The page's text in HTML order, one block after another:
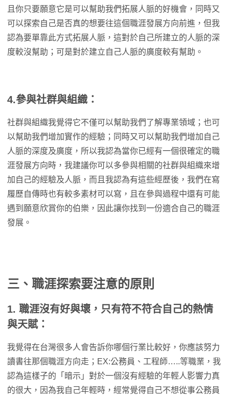
且你只要願意它是可以幫助我們拓展人脈的好機會，同時又
可以探索自己是否真的想要往這個職涯發展方向前進，但我
認為要單靠此方式拓展人脈，這對於自己所建立的人脈的深
度較沒幫助；可是對於建立自己人脈的廣度較有幫助。
4.參與社群與組織：
社群與組織我覺得它不僅可以幫助我們了解專業領域；也可
以幫助我們增加實作的經驗；同時又可以幫助我們增加自己
人脈的深度及廣度，所以我認為當你已經有一個很確定的職
涯發展方向時，我建議你可以多參與相關的社群與組織來增
加自己的經驗及人脈，而且我認為有這些經歷後，我們在寫
履歷自傳時也有較多素材可以寫，且在參與過程中還有可能
遇到願意欣賞你的伯樂，因此讓你找到一份適合自己的職涯
發展。
三、職涯探索要注意的原則
1. 職涯沒有好與壞，只有符不符合自己的熱情
與天賦：
我覺得在台灣很多人會告訴你哪個行業比較好，你應該努力
讀書往那個職涯方向走；EX:公務員、工程師…..等職業，我
認為這樣子的「暗示」對於一個沒有經驗的年輕人影響力真
的很大，因為我自己年輕時，經常覺得自己不想從事公務員